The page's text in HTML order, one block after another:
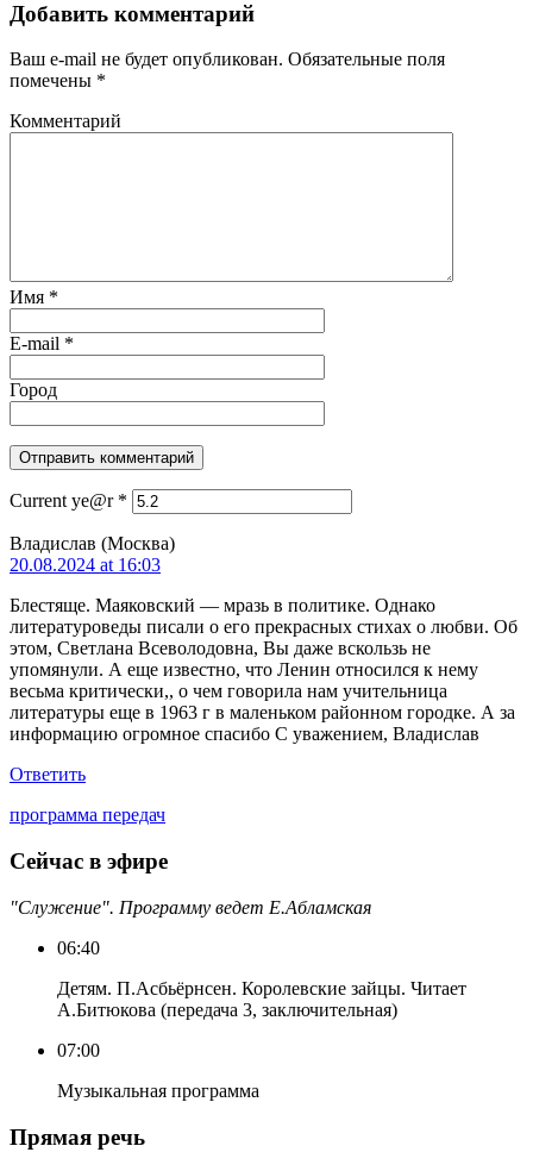
Добавить комментарий
Ваш e-mail не будет опубликован. Обязательные поля
помечены *
Комментарий
Имя *
E-mail *
Город
Current ye@r *
Владислав (Москва)
20.08.2024 at 16:03
Блестяще. Маяковский — мразь в политике. Однако
литературоведы писали о его прекрасных стихах о любви. Об
этом, Светлана Всеволодовна, Вы даже вскользь не
упомянули. А еще известно, что Ленин относился к нему
весьма критически,, о чем говорила нам учительница
литературы еще в 1963 г в маленьком районном городке. А за
информацию огромное спасибо С уважением, Владислав
Ответить
программа передач
Сейчас в эфире
"Служение". Программу ведет Е.Абламская
06:40
Детям. П.Асбьёрнсен. Королевские зайцы. Читает
А.Битюкова (передача 3, заключительная)
07:00
Музыкальная программа
Прямая речь